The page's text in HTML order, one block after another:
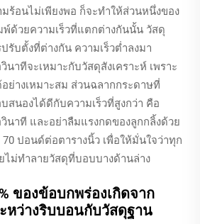
ร้อนไม่เพียงพอ ก็จะทำให้ส่วนหนึ่งของ
ด้วยความเร็วที่แตกต่างกันนั้น วัสดุ
รับตั้งที่ต่างกัน ความเร็วต่ำลงมา
าทีจะเหมาะกับวัสดุสังเคราะห์ เพราะ
ย่างเหมาะสม ส่วนฉลากกระดาษที่
สนองได้ดีกับความเร็วที่สูงกว่า คือ
นาที และอย่าลืมแรงกดของลูกกลิ้งด้วย
70 ปอนด์ต่อตารางนิ้ว เพื่อให้มั่นใจว่าทุก
ไม่ทำลายวัสดุที่บอบบางด้านล่าง
ของข้อบกพร่องเกิดจาก
หว่างริบบอนกับวัสดุฐาน